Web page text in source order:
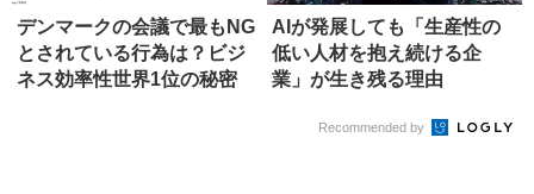
デンマークの会議で最もNG
とされている行為は？ビジ
ネス効率性世界1位の秘密
AIが発展しても「生産性の
低い人材を抱え続ける企
業」が生き残る理由
Recommended by